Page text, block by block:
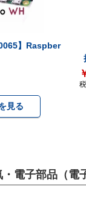
】Raspber
見る
電子部品（電